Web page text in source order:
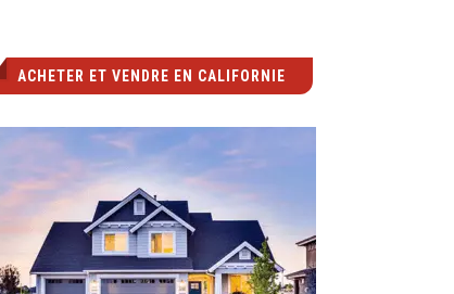
ACHETER ET VENDRE EN CALIFORNIE